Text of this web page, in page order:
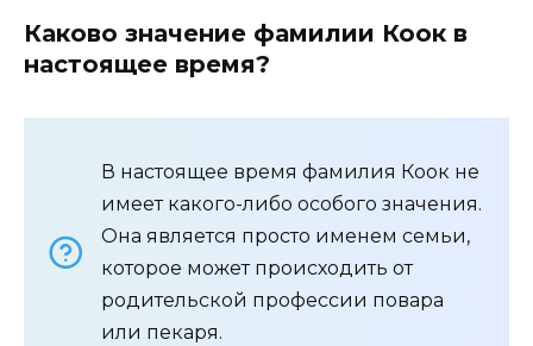
Каково значение фамилии Коок в
настоящее время?
В настоящее время фамилия Коок не
имеет какого-либо особого значения.
Она является просто именем семьи,
которое может происходить от
родительской профессии повара
или пекаря.